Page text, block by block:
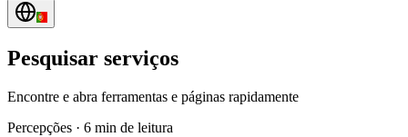
Pesquisar serviços
Encontre e abra ferramentas e páginas rapidamente
Percepções · 6 min de leitura